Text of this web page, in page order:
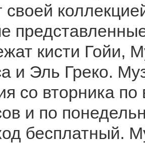
своей
кисти Гойи,
и Эль Греко.
со вторника по
и по
бесплатный.